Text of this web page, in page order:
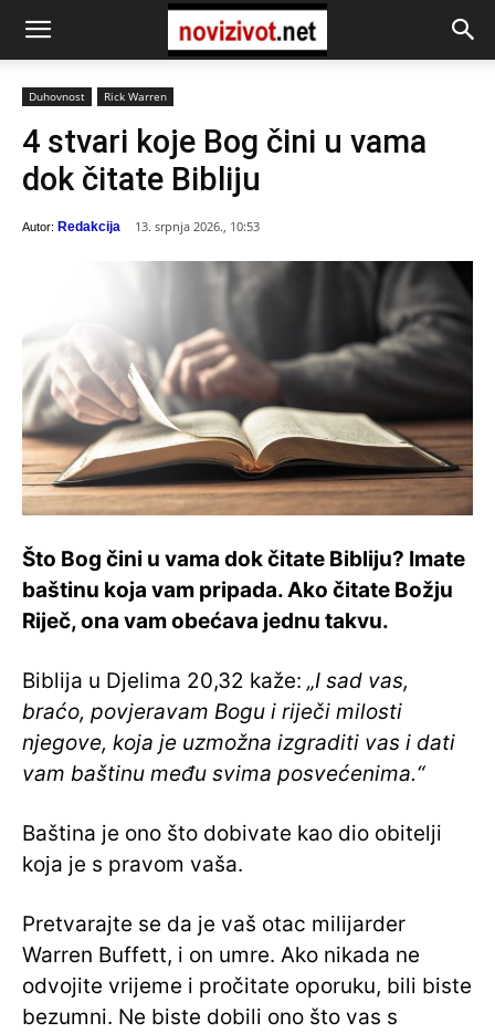
Duhovnost Rick Warren
4 stvari koje Bog čini u vama
dok čitate Bibliju
Autor: Redakcija 13. srpnja 2026., 10:53
Što Bog čini u vama dok čitate Bibliju? Imate
baštinu koja vam pripada. Ako čitate Božju
Riječ, ona vam obećava jednu takvu.
Biblija u Djelima 20,32 kaže: „I sad vas,
braćo, povjeravam Bogu i riječi milosti
njegove, koja je uzmožna izgraditi vas i dati
vam baštinu među svima posvećenima.“
Baština je ono što dobivate kao dio obitelji
koja je s pravom vaša.
Pretvarajte se da je vaš otac milijarder
Warren Buffett, i on umre. Ako nikada ne
odvojite vrijeme i pročitate oporuku, bili biste
bezumni. Ne biste dobili ono što vas s